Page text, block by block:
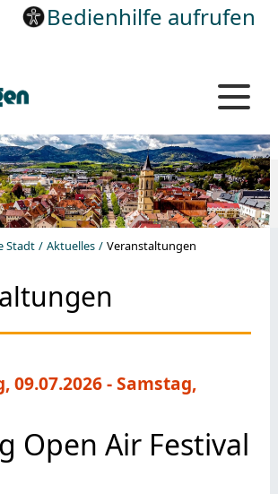
Bedienhilfe aufrufen
Stadt Aktuelles Veranstaltungen
09.07.2026-Samstag,
Open Air Festival